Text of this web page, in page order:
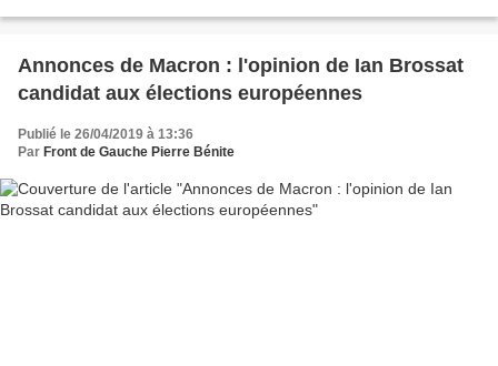
Annonces de Macron : l'opinion de Ian Brossat
candidat aux élections européennes
Publié le 26/04/2019 à 13:36
Par Front de Gauche Pierre Bénite